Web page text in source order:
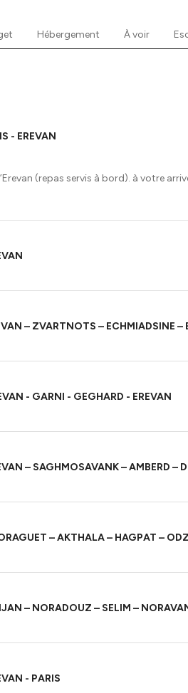
Hébergement À voir
- EREVAN
(repas servis à bord). à votre
– ZVARTNOTS – ECHMIADSINE –
- GARNI - GEGHARD - EREVAN
– SAGHMOSAVANK – AMBERD –
– AKTHALA – HAGPAT –
– NORADOUZ – SELIM –
- PARIS